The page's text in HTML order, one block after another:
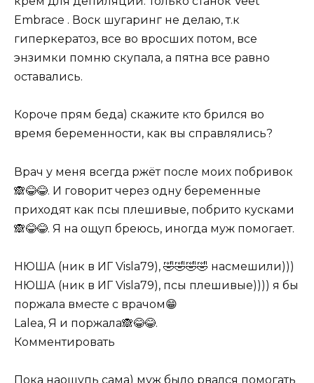
Embrace . Воск шугаринг не делаю, т.к
гиперкератоз, все во вросших потом, все
энзимки помню скупала, а пятна все равно
оставались.
Короче прям беда) скажите кто брился во
время беременности, как вы справлялись?
Врач у меня всегда ржёт после моих побривок
🙈😂😂. И говорит через одну беременные
приходят как псы плешивые, побрито кусками
🙈😂😂. Я на ощуп бреюсь, иногда муж помогает.
НЮША (ник в ИГ Visla79), 🤣🤣🤣🤣 насмешили)))
НЮША (ник в ИГ Visla79), псы плешивые)))) я бы
поржала вместе с врачом😁
Lalea, Я и поржала🙈😂😂.
Комментировать
Пока наощупь сама) муж было рвался помогать